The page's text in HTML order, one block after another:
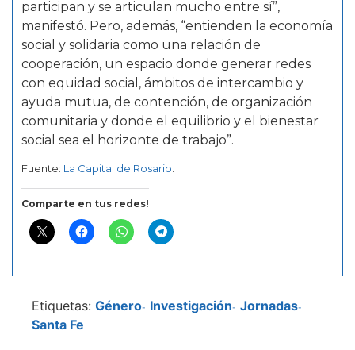
participan y se articulan mucho entre sí”,
manifestó. Pero, además, “entienden la economía
social y solidaria como una relación de
cooperación, un espacio donde generar redes
con equidad social, ámbitos de intercambio y
ayuda mutua, de contención, de organización
comunitaria y donde el equilibrio y el bienestar
social sea el horizonte de trabajo”.
Fuente: La Capital de Rosario.
Comparte en tus redes!
Etiquetas: Género- Investigación- Jornadas-
Santa Fe